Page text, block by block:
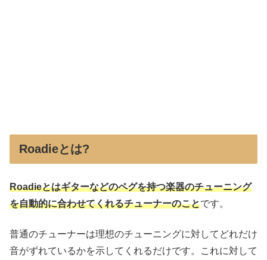
Roadieとは?
Roadieとはギターなどのペグを持つ楽器のチューニング
を自動的に合わせてくれるチューナーのことです。
普通のチューナーは理想のチューニングに対してどれだけ
音がずれているかを示してくれるだけです。これに対して